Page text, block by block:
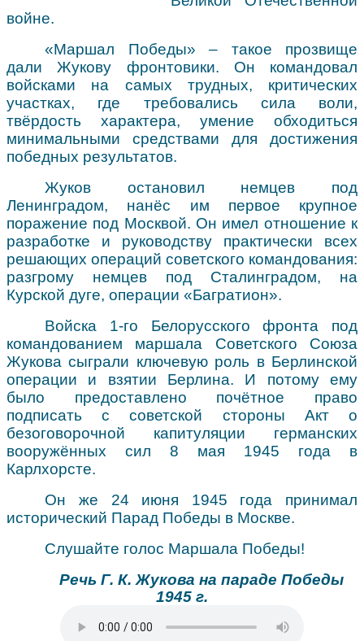
войне.
«Маршал Победы» – такое прозвище
дали Жукову фронтовики. Он командовал
войсками на самых трудных, критических
участках, где требовались сила воли,
твёрдость характера, умение обходиться
минимальными средствами для достижения
победных результатов.
Жуков остановил немцев под
Ленинградом, нанёс им первое крупное
поражение под Москвой. Он имел отношение к
разработке и руководству практически всех
решающих операций советского командования:
разгрому немцев под Сталинградом, на
Курской дуге, операции «Багратион».
Войска 1-го Белорусского фронта под
командованием маршала Советского Союза
Жукова сыграли ключевую роль в Берлинской
операции и взятии Берлина. И потому ему
было предоставлено почётное право
подписать с советской стороны Акт о
безоговорочной капитуляции германских
вооружённых сил 8 мая 1945 года в
Карлхорсте.
Он же 24 июня 1945 года принимал
исторический Парад Победы в Москве.
Слушайте голос Маршала Победы!
Речь Г. К. Жукова на параде Победы
1945 г.